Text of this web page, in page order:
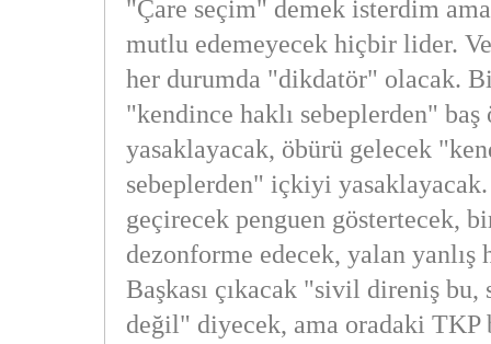
"Çare seçim" demek isterdim
mutlu edemeyecek hiçbir lider.
her durumda "dikdatör" olacak.
"kendince haklı sebeplerden" baş
yasaklayacak, öbürü gelecek
sebeplerden" içkiyi
geçirecek penguen göstertecek,
dezonforme edecek, yalan yanlış
Başkası çıkacak "sivil direniş
değil" diyecek, ama oradaki TKP